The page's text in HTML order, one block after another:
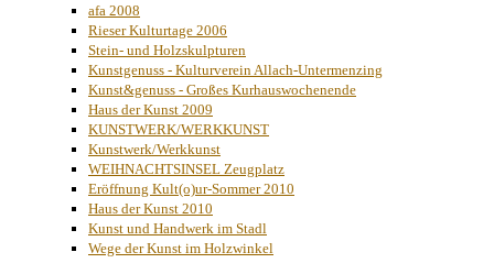
afa 2008
Rieser Kulturtage 2006
Stein- und Holzskulpturen
Kunstgenuss - Kulturverein Allach-Untermenzing
Kunst&genuss - Großes Kurhauswochenende
Haus der Kunst 2009
KUNSTWERK/WERKKUNST
Kunstwerk/Werkkunst
WEIHNACHTSINSEL Zeugplatz
Eröffnung Kult(o)ur-Sommer 2010
Haus der Kunst 2010
Kunst und Handwerk im Stadl
Wege der Kunst im Holzwinkel